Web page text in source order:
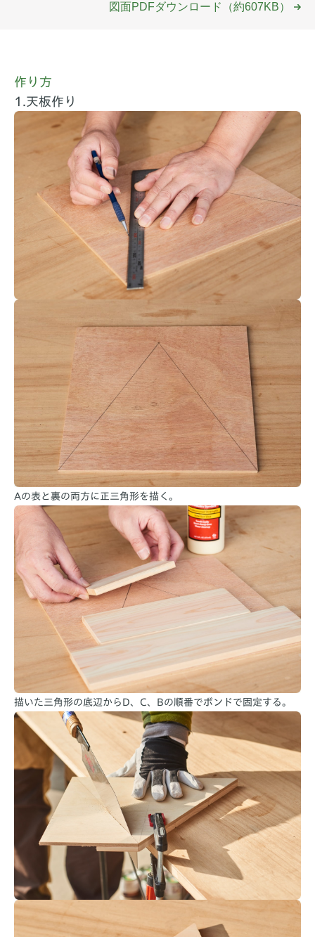
図面PDFダウンロード（約607KB）
作り方
1.天板作り
Aの表と裏の両方に正三角形を描く。
描いた三角形の底辺からD、C、Bの順番でボンドで固定する。